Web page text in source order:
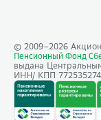
© 2009–2026
Пенсионный Фонд
выдана
ИНН/ КПП